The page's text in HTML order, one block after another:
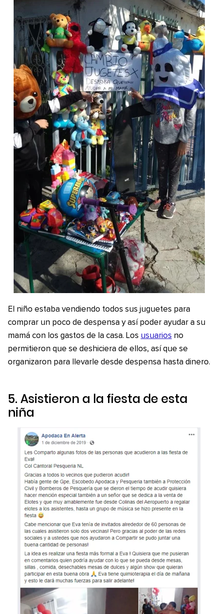
El niño estaba vendiendo todos sus juguetes para
comprar un poco de despensa y así poder ayudar a su
mamá con los gastos de la casa. Los usuarios no
permitieron que se deshiciera de ellos, así que se
organizaron para llevarle desde despensa hasta dinero.
5. Asistieron a la fiesta de esta
niña